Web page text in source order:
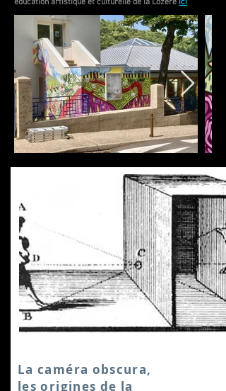
éducation artistique et culturelle de la Lozère ici
La caméra obscura,
les origines de la